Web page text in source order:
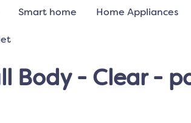
Smart home Home Appliances
Body - Clear -